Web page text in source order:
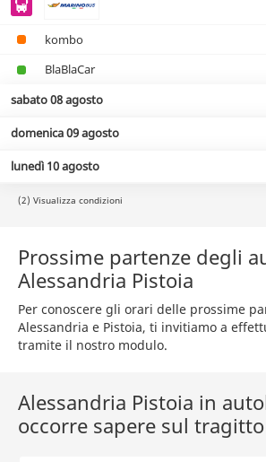
kombo
BlaBlaCar
sabato 08 agosto
domenica 09 agosto
lunedì 10 agosto
(2) Visualizza condizioni
Prossime partenze degli
Alessandria Pistoia
Per conoscere gli orari delle prossime
Alessandria e Pistoia, ti invitiamo a
tramite il nostro modulo.
Alessandria Pistoia in
occorre sapere sul tragitto